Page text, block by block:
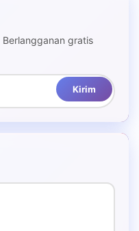
gratis
Kirim